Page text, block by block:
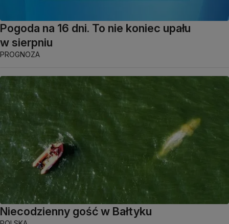
Pogoda na 16 dni. To nie koniec upału
w sierpniu
PROGNOZA
Niecodzienny gość w Bałtyku